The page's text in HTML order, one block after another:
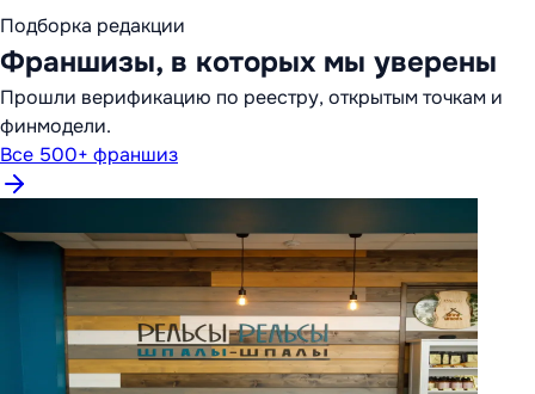
Подборка редакции
Франшизы, в которых мы уверены
Прошли верификацию по реестру, открытым точкам и
финмодели.
Все 500+ франшиз